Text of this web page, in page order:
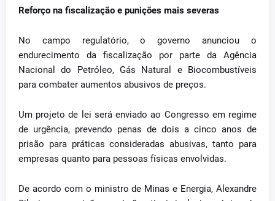
Reforço na fiscalização e punições mais severas
No campo regulatório, o governo anunciou o
endurecimento da fiscalização por parte da Agência
Nacional do Petróleo, Gás Natural e Biocombustíveis
para combater aumentos abusivos de preços.
Um projeto de lei será enviado ao Congresso em regime
de urgência, prevendo penas de dois a cinco anos de
prisão para práticas consideradas abusivas, tanto para
empresas quanto para pessoas físicas envolvidas.
De acordo com o ministro de Minas e Energia, Alexandre